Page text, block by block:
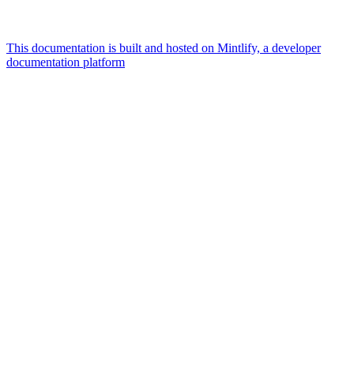
This documentation is built and hosted on Mintlify, a developer
documentation platform